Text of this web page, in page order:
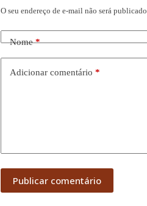
O seu endereço de e-mail não será publicado.
Nome*
Adicionar comentário *
Publicar comentário